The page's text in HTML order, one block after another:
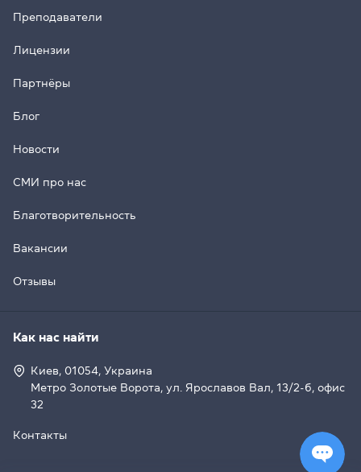
Преподаватели
Лицензии
Партнёры
Блог
Новости
СМИ про нас
Благотворительность
Вакансии
Отзывы
Как нас найти
Киев, 01054, Украина
Метро Золотые Ворота, ул. Ярославов Вал, 13/2-б, офис
32
Контакты